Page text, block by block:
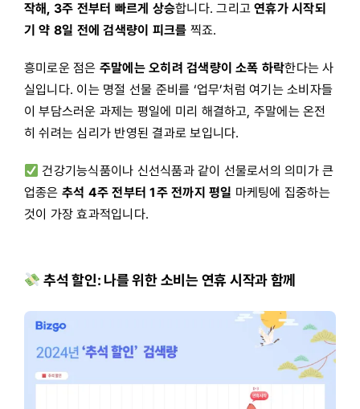
작해, 3주 전부터 빠르게 상승합니다. 그리고연휴가 시작되
기 약 8일 전에 검색량이 피크를 찍죠.
흥미로운 점은 주말에는 오히려 검색량이 소폭 하락한다는 사
실입니다. 이는 명절 선물 준비를 ‘업무’처럼 여기는 소비자들
이 부담스러운 과제는 평일에 미리 해결하고, 주말에는 온전
히 쉬려는 심리가 반영된 결과로 보입니다.
건강기능식품이나 신선식품과 같이 선물로서의 의미가 큰
업종은 추석 4주 전부터 1주 전까지 평일 마케팅에 집중하는
것이 가장 효과적입니다.
추석 할인: 나를 위한 소비는 연휴 시작과 함께